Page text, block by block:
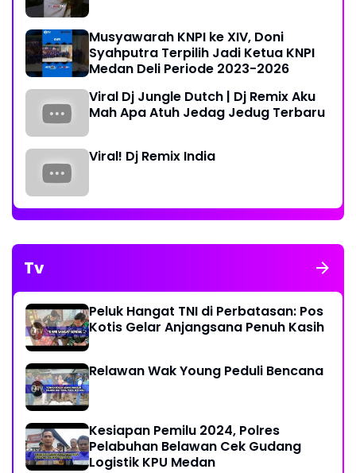
Musyawarah KNPI ke XIV, Doni
Syahputra Terpilih Jadi Ketua KNPI
Medan Deli Periode 2023-2026
Viral Dj Jungle Dutch | Dj Remix Aku
Mah Apa Atuh Jedag Jedug Terbaru
Viral! Dj Remix India
Tv
Peluk Hangat TNI di Perbatasan: Pos
Kotis Gelar Anjangsana Penuh Kasih
Relawan Wak Young Peduli Bencana
Kesiapan Pemilu 2024, Polres
Pelabuhan Belawan Cek Gudang
Logistik KPU Medan